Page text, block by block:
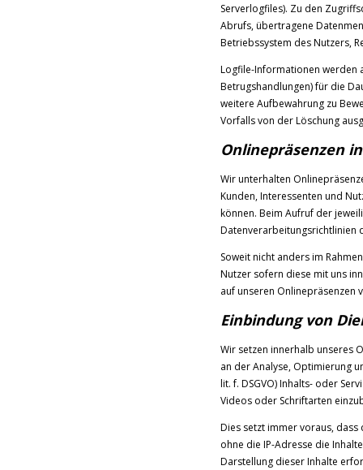
Serverlogfiles). Zu den
Abrufs, übertragene
Betriebssystem des Nutzers,
Logfile-Informationen werden
Betrugshandlungen) für die
weitere Aufbewahrung zu
Vorfalls von der Löschung
Onlinepräsenzen
Wir unterhalten
Kunden, Interessenten und
können. Beim Aufruf der
Datenverarbeitungsrichtlinien
Soweit nicht anders im
Nutzer sofern diese mit uns
auf unseren Onlinepräsenzen
Einbindung von
Wir setzen innerhalb unseres
an der Analyse, Optimierung
lit. f. DSGVO) Inhalts- oder
Videos oder Schriftarten
Dies setzt immer voraus,
ohne die IP-Adresse die
Darstellung dieser Inhalte